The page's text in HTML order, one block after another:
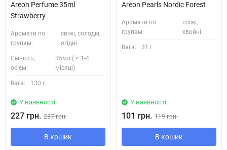
Areon Perfume 35ml
Strawberry
Аромати по
групам:
свіжі, солодкі,
ягідні
Ємність,
об'єм:
35мл ( ≈ 1-4
місяці)
Вага: 130 г
У наявності
227 грн. 237 грн.
В кошик
Areon Pearls Nordic Forest
Аромати по
групам:
свіжі,
хвойні
Вага: 31 г
У наявності
101 грн. 119 грн.
В кошик